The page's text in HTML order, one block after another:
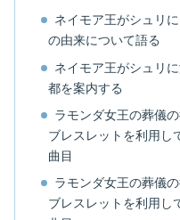
ネイモア王がシュリ
の由来について語る
ネイモア王がシュリ
都を案内する
ラモンダ女王の葬儀
ブレスレットを利用し
曲目
ラモンダ女王の葬儀
ブレスレットを利用し